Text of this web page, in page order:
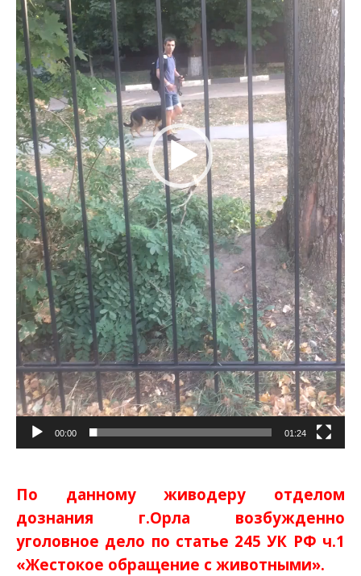
00:00 01:24
По данному живодеру отделом
дознания г.Орла возбужденно
уголовное дело по статье 245 УК РФ ч.1
«Жестокое обращение с животными».